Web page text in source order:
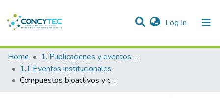
Log In (current)
Communities & Collections
Research Outputs
Home
1. Publicaciones y eventos institucionales
1.1 Eventos institucionales
Compuestos bioactivos y capacidad antioxidante de extractos de hoja de sacha culantro (Erynguim foetidum L.) y de aceite de copaiba (Copaifera paupera) procedentes de la provincia de Coronel Portillo, Ucayali